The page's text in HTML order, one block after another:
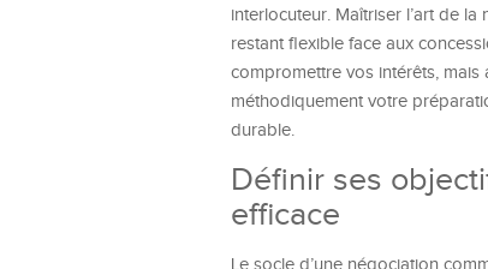
interlocuteur. Maîtriser l’art de
restant flexible face aux
compromettre vos intérêts,
méthodiquement votre
durable.
Définir ses
efficace
Le socle d’une négociation